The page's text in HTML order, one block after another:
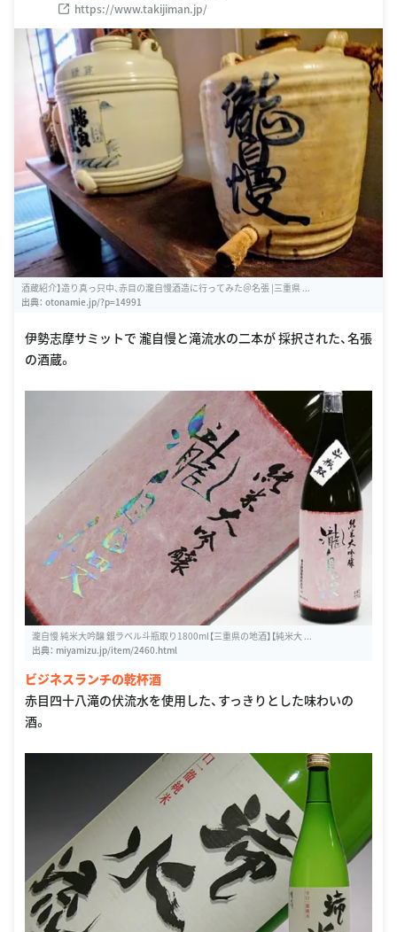
https://www.takijiman.jp/
酒蔵紹介】造り真っ只中、赤目の瀧自慢酒造に行ってみた＠名張 |三重県 ...
出典： otonamie.jp/?p=14991
伊勢志摩サミットで 瀧自慢と滝流水の二本が 採択された、名張
の酒蔵。
瀧自慢 純米大吟醸 銀ラベル斗瓶取り1800ml【三重県の地酒】【純米大 ...
出典： miyamizu.jp/item/2460.html
ビジネスランチの乾杯酒
赤目四十八滝の伏流水を使用した、すっきりとした味わいの
酒。